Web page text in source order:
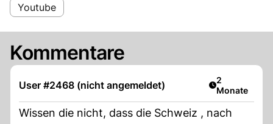
Youtube
Kommentare
User #2468 (nicht angemeldet) Artikel
2
Monate
Wissen die nicht, dass die Schweiz , nach